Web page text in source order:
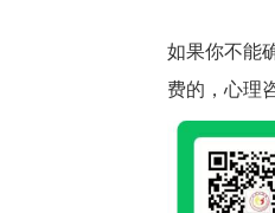
如果你不能
费的，心理